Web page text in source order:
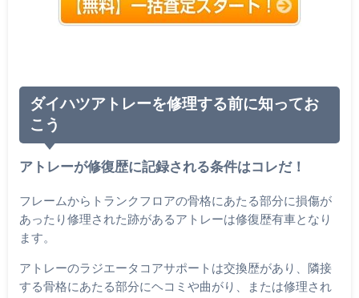
ダイハツアトレーを修理する前に知ってお
こう
アトレーが修復歴に記録される条件はコレだ！
フレームからトランクフロアの骨格にあたる部分に損傷が
あったり修理された跡があるアトレーは修復歴有車となり
ます。
アトレーのラジエータコアサポートは交換歴があり、隣接
する骨格にあたる部分にヘコミや曲がり、または修理され